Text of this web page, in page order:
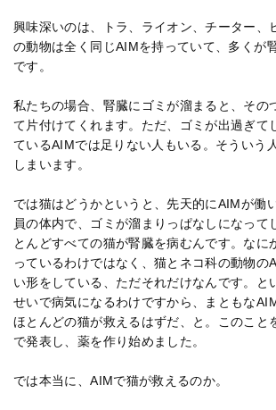
興味深いのは、トラ、ライオン、チーター、
の動物は全く同じAIMを持っていて、多くが
です。
私たちの場合、腎臓にゴミが溜まると、その
て片付けてくれます。ただ、ゴミが出過ぎて
ているAIMでは足りない人もいる。そういう
しまいます。
では猫はどうかというと、先天的にAIMが働
員の体内で、ゴミが溜まりっぱなしになって
とんどすべての猫が腎臓を病むんです。なに
っているわけではなく、猫とネコ科の動物の
い形をしている、ただそれだけなんです。と
せいで病気になるわけですから、まともな
ほとんどの猫が救えるはずだ、と。このこと
で発表し、薬を作り始めました。
では本当に、AIMで猫が救えるのか。